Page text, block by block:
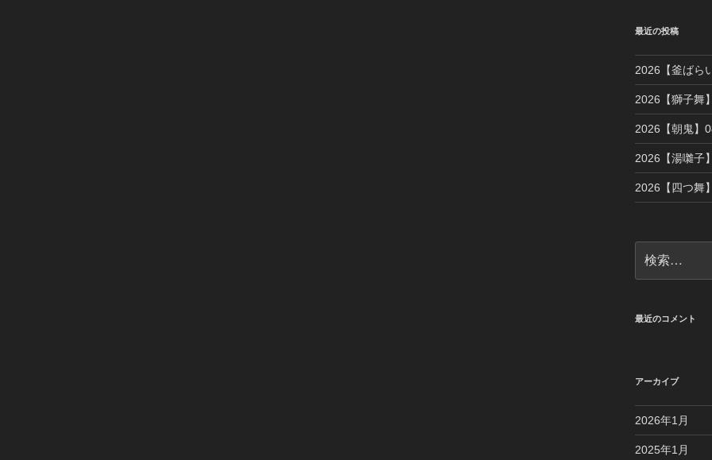
最近の投稿
2026【釜ばら
2026【獅子舞
2026【朝鬼】
2026【湯囃子
2026【四つ舞
索:
最近のコメント
アーカイブ
2026年1月
2025年1月